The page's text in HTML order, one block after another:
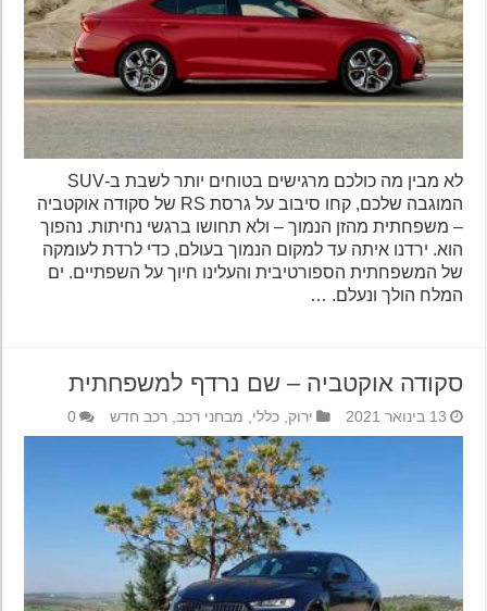
לא מבין מה כולכם מרגישים בטוחים יותר לשבת ב-SUV
המוגבה שלכם, קחו סיבוב על גרסת RS של סקודה אוקטביה
– משפחתית מהזן הנמוך – ולא תחושו ברגשי נחיתות. נהפוך
הוא. ירדנו איתה עד למקום הנמוך בעולם, כדי לרדת לעומקה
של המשפחתית הספורטיבית והעלינו חיוך על השפתיים. ים
המלח הולך ונעלם. …
סקודה אוקטביה – שם נרדף למשפחתית
13 בינואר 2021 ירוק,כללי,מבחני רכב,רכב חדש 0